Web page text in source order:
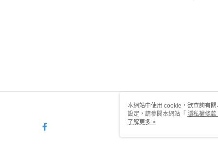
本網站中使用 cookie，欲查詢有
設定，請參閱本網站「 隱私權條款
使用 cookie。
了解更多 >